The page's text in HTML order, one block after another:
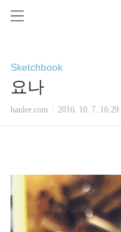
Sketchbook
요나
hanlee.com 2016. 10. 7. 16:29